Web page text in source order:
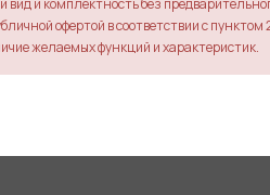
и комплектность без
офертой в соответствии с пунктом
желаемых функций и характеристик.